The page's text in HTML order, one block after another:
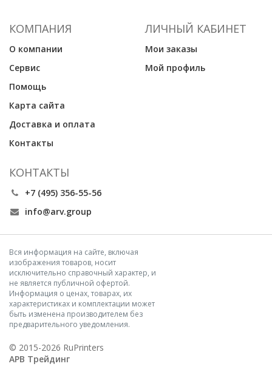
КОМПАНИЯ
О компании
Сервис
Помощь
Карта сайта
Доставка и оплата
Контакты
ЛИЧНЫЙ КАБИНЕТ
Мои заказы
Мой профиль
КОНТАКТЫ
+7 (495) 356-55-56
info@arv.group
Вся информация на сайте, включая
изображения товаров, носит
исключительно справочный характер, и
не является публичной офертой.
Информация о ценах, товарах, их
характеристиках и комплектации может
быть изменена производителем без
предварительного уведомления.
© 2015-2026 RuPrinters
АРВ Трейдинг